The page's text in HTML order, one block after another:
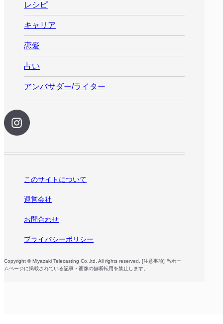
レシピ
キャリア
恋愛
占い
アンバサダー/ライター
このサイトについて
運営会社
お問合わせ
プライバシーポリシー
Copyright © Miyazaki Telecasting Co.,ltd. All rights reserved. [注意事項] 当ホー
ムページに掲載されている記事・画像の無断転用を禁止します。